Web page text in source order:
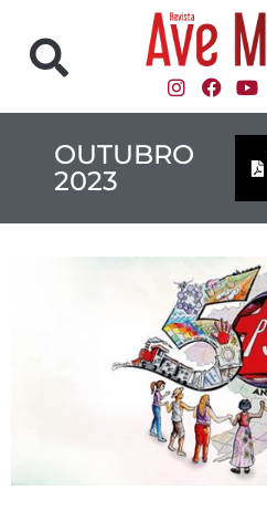
OUTUBRO
2023